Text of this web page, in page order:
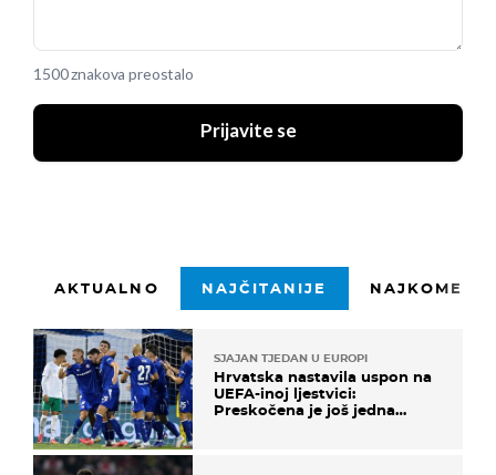
1500 znakova preostalo
Prijavite se
AKTUALNO NAJČITANIJE
SJAJAN TJEDAN U EUROPI
Hrvatska nastavila uspon na
UEFA-inoj ljestvici:
Preskočena je još jedna